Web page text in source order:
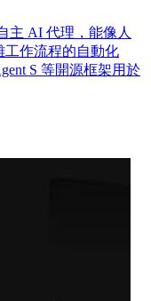
主 AI 代理，能像人
工作流程的自動化
S 等開源框架用於